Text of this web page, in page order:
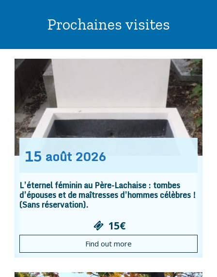
Prochaines visites
15 août 2026
L’éternel féminin au Père-Lachaise : tombes
d’épouses et de maîtresses d’hommes célèbres !
(Sans réservation).
15€
Find out more